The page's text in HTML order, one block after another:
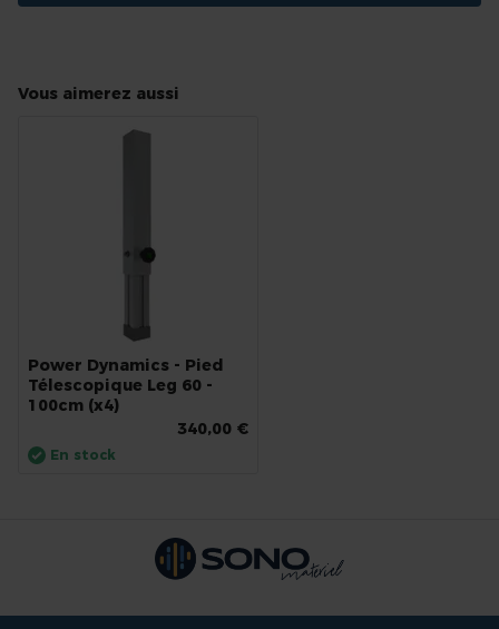
Vous aimerez aussi
Power Dynamics - Pied
Télescopique Leg 60 -
100cm (x4)
340,00 €
En stock